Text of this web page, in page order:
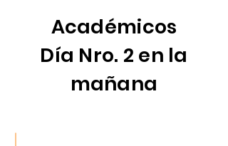
Académicos
Día Nro. 2 en la
mañana